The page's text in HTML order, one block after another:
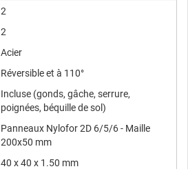
2
2
Acier
Réversible et à 110°
Incluse (gonds, gâche, serrure,
poignées, béquille de sol)
Panneaux Nylofor 2D 6/5/6 - Maille
200x50 mm
40 x 40 x 1.50 mm